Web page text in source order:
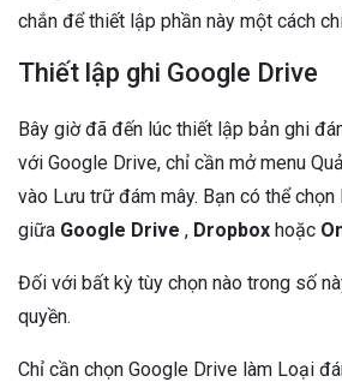
chắn để thiết lập phần này một cách
Thiết lập ghi Google Drive
Bây giờ đã đến lúc thiết lập bản ghi
với Google Drive, chỉ cần mở menu
vào Lưu trữ đám mây. Bạn có thể
giữa Google Drive , Dropbox hoặc
Đối với bất kỳ tùy chọn nào trong số
quyền.
Chỉ cần chọn Google Drive làm Loại